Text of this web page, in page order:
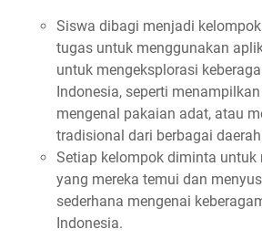
Siswa dibagi menjadi
tugas untuk menggunakan
untuk mengeksplorasi
Indonesia, seperti
mengenal pakaian adat, atau
tradisional dari berbagai
Setiap kelompok diminta untuk
yang mereka temui dan
sederhana mengenai
Indonesia.